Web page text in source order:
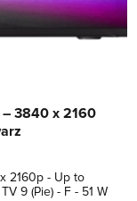
– 3840 x 2160
2160p - Up to
9 (Pie) - F - 51 W